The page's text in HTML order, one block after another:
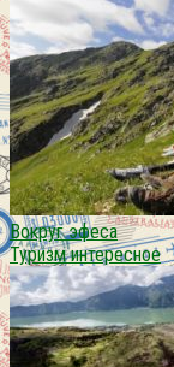
Вокруг эфеса
Туризм интересное